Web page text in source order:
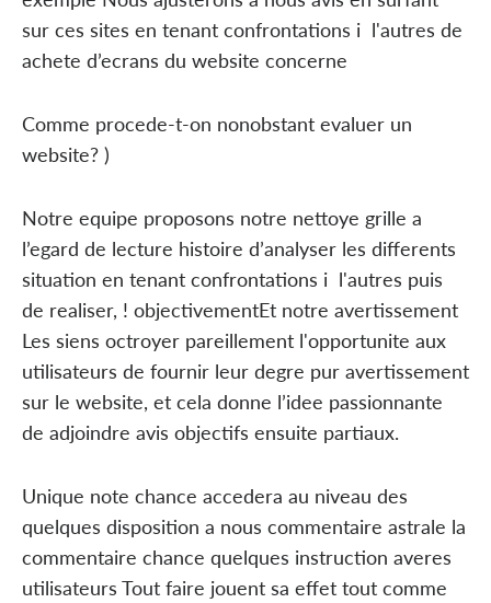
sur ces sites en tenant confrontations i l'autres de
achete d’ecrans du website concerne
Comme procede-t-on nonobstant evaluer un
website? )
Notre equipe proposons notre nettoye grille a
l’egard de lecture histoire d’analyser les differents
situation en tenant confrontations i l'autres puis
de realiser, ! objectivementEt notre avertissement
Les siens octroyer pareillement l'opportunite aux
utilisateurs de fournir leur degre pur avertissement
sur le website, et cela donne l’idee passionnante
de adjoindre avis objectifs ensuite partiaux.
Unique note chance accedera au niveau des
quelques disposition a nous commentaire astrale la
commentaire chance quelques instruction averes
utilisateurs Tout faire jouent sa effet tout comme